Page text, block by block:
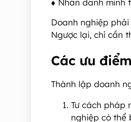
♦ Nhân danh mình
Doanh nghiệp
Ngược lại, chỉ cần
Các ưu
Thành lập doanh
Tư cách pháp
nghiệp có thể